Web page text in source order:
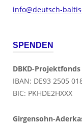
info@deutsch-
SPENDEN
DBKD-Projektfonds
IBAN: DE93 2505
BIC: PKHDE2HXXX
Girgensohn-